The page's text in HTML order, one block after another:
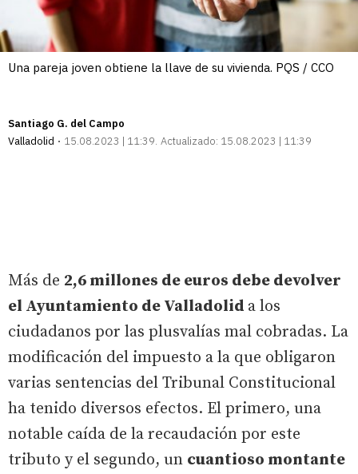
Una pareja joven obtiene la llave de su vivienda. PQS / CCO
Santiago G. del Campo
Valladolid
15.08.2023 | 11:39 Actualizado: 15.08.2023 | 11:39
Más de 2,6 millones de euros debe devolver
el Ayuntamiento de Valladolid a los
ciudadanos por las plusvalías mal cobradas. La
modificación del impuesto a la que obligaron
varias sentencias del Tribunal Constitucional
ha tenido diversos efectos. El primero, una
notable caída de la recaudación por este
tributo y el segundo, un cuantioso montante